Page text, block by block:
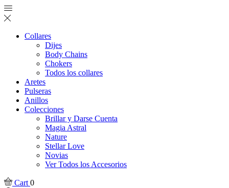
Collares
Dijes
Body Chains
Chokers
Todos los collares
Aretes
Pulseras
Anillos
Colecciones
Brillar y Darse Cuenta
Magia Astral
Nature
Stellar Love
Novias
Ver Todos los Accesorios
Cart 0